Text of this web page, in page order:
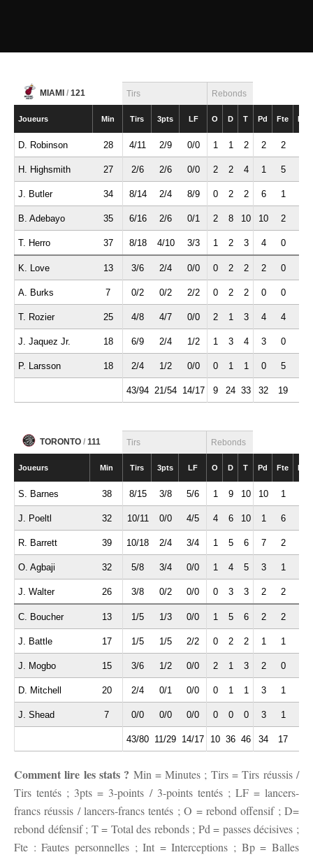
MIAMI / 121 Tirs Rebonds
Joueurs Min Tirs 3pts LF O D T Pd Fte
D. Robinson 28 4/11 2/9 0/0 1 1 2 2 2
H. Highsmith 27 2/6 2/6 0/0 2 2 4 1 5
J. Butler 34 8/14 2/4 8/9 0 2 2 6 1
B. Adebayo 35 6/16 2/6 0/1 2 8 10 10 2
T. Herro 37 8/18 4/10 3/3 1 2 3 4 0
K. Love 13 3/6 2/4 0/0 0 2 2 2 0
A. Burks 7 0/2 0/2 2/2 0 2 2 0 0
T. Rozier 25 4/8 4/7 0/0 2 1 3 4 4
J. Jaquez Jr. 18 6/9 2/4 1/2 1 3 4 3 0
P. Larsson 18 2/4 1/2 0/0 0 1 1 0 5
43/94 21/54 14/17 9 24 33 32 19
TORONTO / 111 Tirs Rebonds
Joueurs Min Tirs 3pts LF O D T Pd Fte
S. Barnes 38 8/15 3/8 5/6 1 9 10 10 1
J. Poeltl 32 10/11 0/0 4/5 4 6 10 1 6
R. Barrett 39 10/18 2/4 3/4 1 5 6 7 2
O. Agbaji 32 5/8 3/4 0/0 1 4 5 3 1
J. Walter 26 3/8 0/2 0/0 0 3 3 2 2
C. Boucher 13 1/5 1/3 0/0 1 5 6 2 2
J. Battle 17 1/5 1/5 2/2 0 2 2 1 1
J. Mogbo 15 3/6 1/2 0/0 2 1 3 2 0
D. Mitchell 20 2/4 0/1 0/0 0 1 1 3 1
J. Shead 7 0/0 0/0 0/0 0 0 0 3 1
43/80 11/29 14/17 10 36 46 34 17
Comment lire les stats ? Min = Minutes ; Tirs = Tirs réussis /
Tirs tentés ; 3pts = 3-points / 3-points tentés ; LF = lancers-
francs réussis / lancers-francs tentés ; O = rebond offensif ; D=
rebond défensif ; T = Total des rebonds ; Pd = passes décisives ;
Fte : Fautes personnelles ; Int = Interceptions ; Bp = Balles